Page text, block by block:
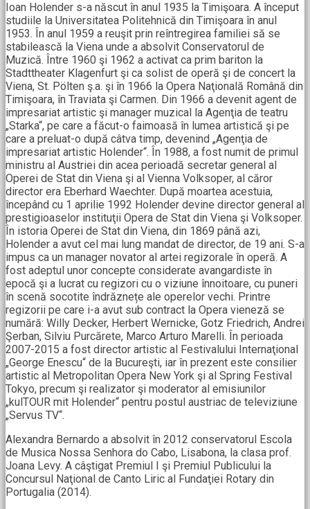
Ioan Holender s-a născut în anul 1935 la Timişoara. A început
studiile la Universitatea Politehnică din Timişoara în anul
1953. În anul 1959 a reuşit prin reîntregirea familiei să se
stabilească la Viena unde a absolvit Conservatorul de
Muzică. Între 1960 şi 1962 a activat ca prim bariton la
Stadttheater Klagenfurt şi ca solist de operă şi de concert la
Viena, St. Pölten ş.a. şi în 1966 la Opera Naţională Română din
Timişoara, în Traviata şi Carmen. Din 1966 a devenit agent de
impresariat artistic şi manager muzical la Agenţia de teatru
„Starka“, pe care a făcut-o faimoasă în lumea artistică şi pe
care a preluat-o după câtva timp, devenind „Agenţia de
impresariat artistic Holender“. În 1988, a fost numit de primul
ministru al Austriei din acea perioadă secretar general al
Operei de Stat din Viena şi al Vienna Volksoper, al căror
director era Eberhard Waechter. După moartea acestuia,
începând cu 1 aprilie 1992 Holender devine director general al
prestigioaselor instituţii Opera de Stat din Viena şi Volksoper.
În istoria Operei de Stat din Viena, din 1869 până azi,
Holender a avut cel mai lung mandat de director, de 19 ani. S-a
impus ca un manager novator al artei regizorale în operă. A
fost adeptul unor concepte considerate avangardiste în
epocă şi a lucrat cu regizori cu o viziune înnoitoare, cu puneri
în scenă socotite îndrăznețe ale operelor vechi. Printre
regizorii pe care i-a avut sub contract la Opera vieneză se
numără: Willy Decker, Herbert Wernicke, Gotz Friedrich, Andrei
Şerban, Silviu Purcărete, Marco Arturo Marelli. În perioada
2007-2015 a fost director artistic al Festivalului Internaţional
„George Enescu“ de la Bucureşti, iar în prezent este consilier
artistic al Metropolitan Opera New York şi al Spring Festival
Tokyo, precum şi realizator şi moderator al emisiunilor
„kulTOUR mit Holender“ pentru postul austriac de televiziune
„Servus TV“.
Alexandra Bernardo a absolvit în 2012 conservatorul Escola
de Musica Nossa Senhora do Cabo, Lisabona, la clasa prof.
Joana Levy. A câştigat Premiul I şi Premiul Publicului la
Concursul Naţional de Canto Liric al Fundaţiei Rotary din
Portugalia (2014).